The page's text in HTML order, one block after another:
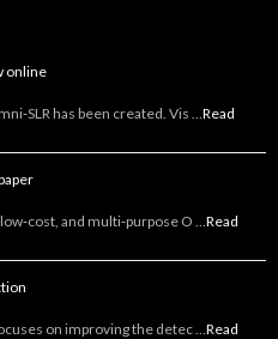
online
has been created. Vis …Read
and multi‑purpose O …Read
on improving the detec …Read